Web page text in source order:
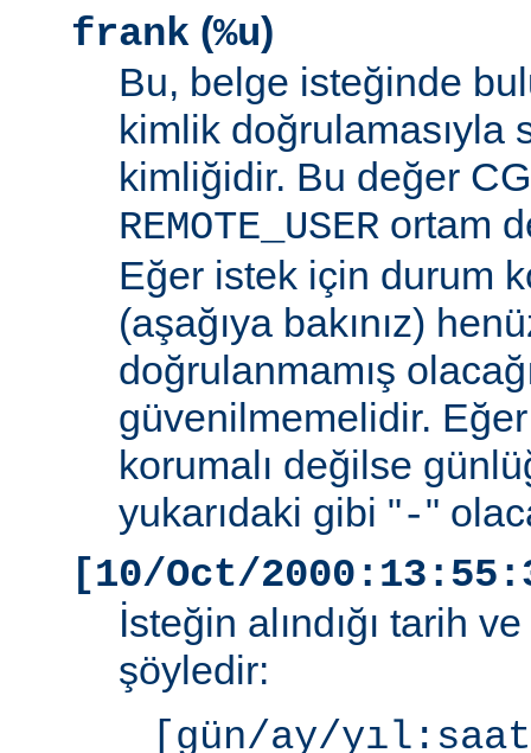
frank (%u)
Bu, belge isteğinde
kimlik doğrulamasıyla
kimliğidir. Bu değer
REMOTE_USER ortam
Eğer istek için durum
(aşağıya bakınız)
doğrulanmamış
güvenilmemelidir.
korumalı değilse
yukarıdaki gibi "-"
[10/Oct/
İsteğin alındığı tarih
şöyledir:
[gün/ay/